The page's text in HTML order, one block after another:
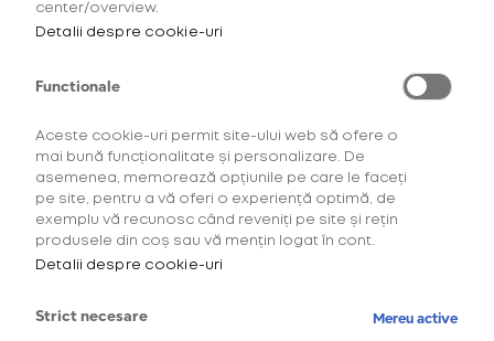
instrument).
Accesorii potrivite pentru
dispozitivul tău
Alege dintr-o varietate de accesorii și articole
care îți definesc stilul glo™.
pentru
center/overview.
Detalii despre cookie-uri
Functionale
Aceste cookie-uri permit site-ului web să ofere o
mai bună funcționalitate și personalizare. De
asemenea, memorează opțiunile pe care le faceți
pe site, pentru a vă oferi o experiență optimă, de
exemplu vă recunosc când reveniți pe site și rețin
produsele din coș sau vă mențin logat în cont.
Detalii despre cookie-uri
Strict necesare Mereu active